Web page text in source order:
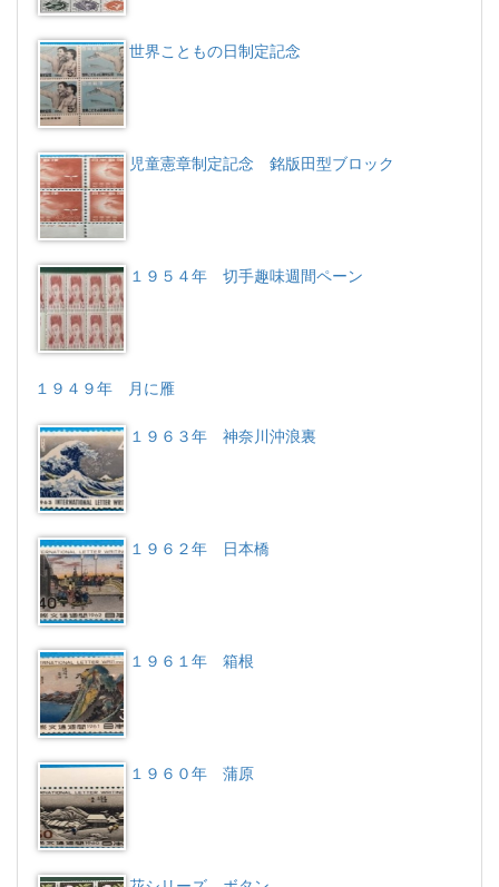
世界こともの日制定記念
児童憲章制定記念 銘版田型ブロック
１９５４年 切手趣味週間ペーン
１９４９年 月に雁
１９６３年 神奈川沖浪裏
１９６２年 日本橋
１９６１年 箱根
１９６０年 蒲原